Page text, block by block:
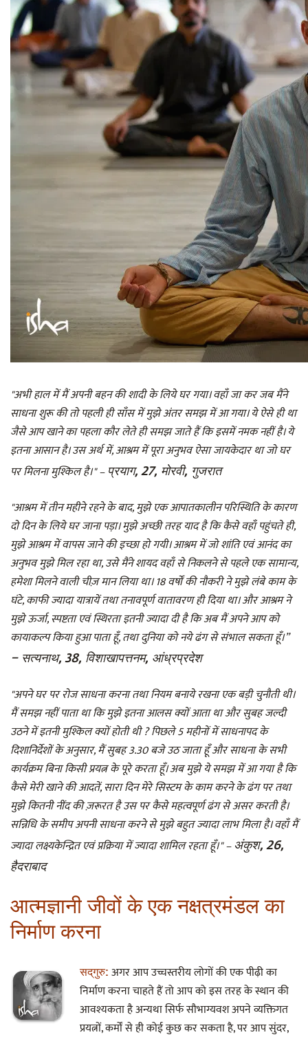
"अभी हाल में मैं अपनी बहन की शादी के लिये घर गया। वहाँ जा कर जब मैंने
साधना शुरू की तो पहली ही साँस में मुझे अंतर समझ में आ गया। ये ऐसे ही था
जैसे आप खाने का पहला कौर लेते ही समझ जाते हैं कि इसमें नमक नहीं है। ये
इतना आसान है। उस अर्थ में, आश्रम में पूरा अनुभव ऐसा जायकेदार था जो घर
पर मिलना मुश्किल है।" – प्रयाग, 27, मोरवी, गुजरात
"आश्रम में तीन महीने रहने के बाद, मुझे एक आपातकालीन परिस्थिति के कारण
दो दिन के लिये घर जाना पड़ा। मुझे अच्छी तरह याद है कि कैसे वहाँ पहुंचते ही,
मुझे आश्रम में वापस जाने की इच्छा हो गयी। आश्रम में जो शांति एवं आनंद का
अनुभव मुझे मिल रहा था, उसे मैंने शायद वहाँ से निकलने से पहले एक सामान्य,
हमेशा मिलने वाली चीज़ मान लिया था। 18 वर्षों की नौकरी ने मुझे लंबे काम के
घंटे, काफी ज्यादा यात्रायें तथा तनावपूर्ण वातावरण ही दिया था। और आश्रम ने
मुझे ऊर्जा, स्पष्टता एवं स्थिरता इतनी ज्यादा दी है कि अब मैं अपने आप को
कायाकल्प किया हुआ पाता हूँ, तथा दुनिया को नये ढंग से संभाल सकता हूँ।”
– सत्यनाथ, 38, विशाखापत्तनम, आंध्रप्रदेश
"अपने घर पर रोज साधना करना तथा नियम बनाये रखना एक बड़ी चुनौती थी।
मैं समझ नहीं पाता था कि मुझे इतना आलस क्यों आता था और सुबह जल्दी
उठने में इतनी मुश्किल क्यों होती थी ? पिछले 5 महीनों में साधनापद के
दिशानिर्देशों के अनुसार, मैं सुबह 3.30 बजे उठ जाता हूँ और साधना के सभी
कार्यक्रम बिना किसी प्रयत्न के पूरे करता हूँ। अब मुझे ये समझ में आ गया है कि
कैसे मेरी खाने की आदतें, सारा दिन मेरे सिस्टम के काम करने के ढंग पर तथा
मुझे कितनी नींद की ज़रूरत है उस पर कैसे महत्वपूर्ण ढंग से असर करती है।
सन्निधि के समीप अपनी साधना करने से मुझे बहुत ज्यादा लाभ मिला है। वहाँ मैं
ज्यादा लक्ष्यकेन्द्रित एवं प्रक्रिया में ज्यादा शामिल रहता हूँ।" – अंकुश, 26,
हैदराबाद
आत्मज्ञानी जीवों के एक नक्षत्रमंडल का
निर्माण करना
सद्‌गुरु: अगर आप उच्चस्तरीय लोगों की एक पीढ़ी का
निर्माण करना चाहते हैं तो आप को इस तरह के स्थान की
आवश्यकता है अन्यथा सिर्फ सौभाग्यवश अपने व्यक्तिगत
प्रयत्नों, कर्मों से ही कोई कुछ कर सकता है, पर आप सुंदर,